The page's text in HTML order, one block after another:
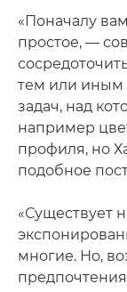
«Поначалу
простое, —
тем или иным
задач, над
например
профиля, но
подобное
«Существует
многие. Но,